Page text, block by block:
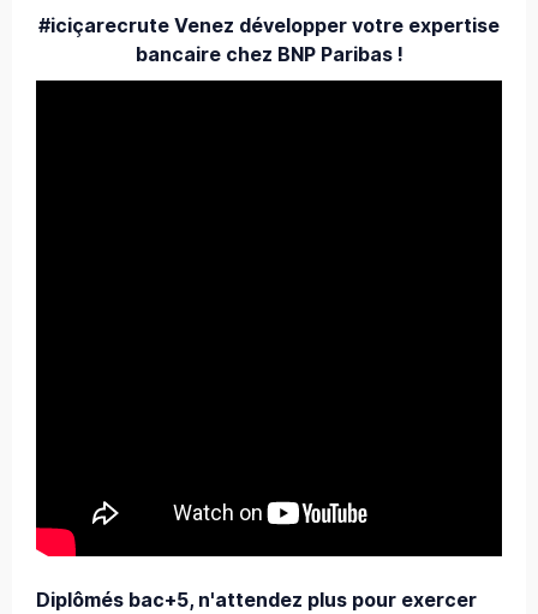
#iciçarecrute Venez développer votre expertise
bancaire chez BNP Paribas !
Diplômés bac+5, n'attendez plus pour exercer